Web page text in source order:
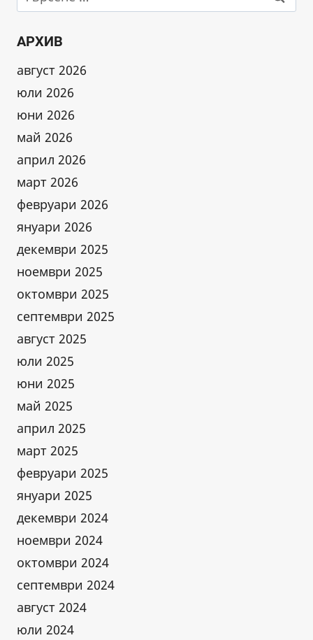
за:
АРХИВ
август 2026
юли 2026
юни 2026
май 2026
април 2026
март 2026
февруари 2026
януари 2026
декември 2025
ноември 2025
октомври 2025
септември 2025
август 2025
юли 2025
юни 2025
май 2025
април 2025
март 2025
февруари 2025
януари 2025
декември 2024
ноември 2024
октомври 2024
септември 2024
август 2024
юли 2024